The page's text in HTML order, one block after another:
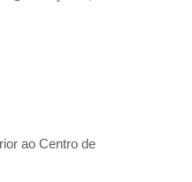
ao Centro de